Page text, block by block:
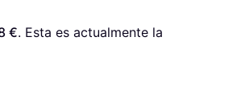
€. Esta es actualmente la